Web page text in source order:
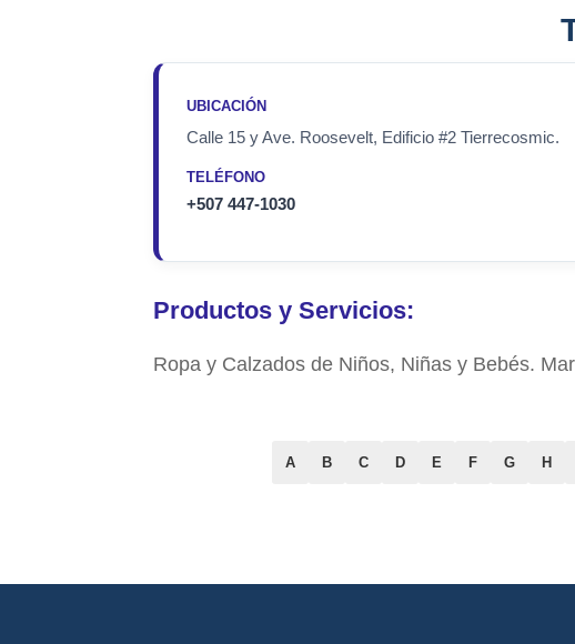
UBICACIÓN
Calle 15 y Ave. Roosevelt, Edificio #2 Tierrecosmic.
TELÉFONO
+507 447-1030
Productos y Servicios:
Ropa y Calzados de Niños, Niñas y Bebés.
A B C D E F G H